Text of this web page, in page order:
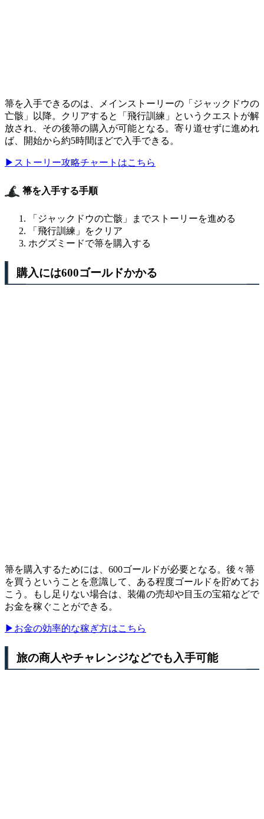
箒を入手できるのは、メインストーリーの「ジャックドウの
亡骸」以降。クリアすると「飛行訓練」というクエストが解
放され、その後箒の購入が可能となる。寄り道せずに進めれ
ば、開始から約5時間ほどで入手できる。
▶ストーリー攻略チャートはこちら
箒を入手する手順
「ジャックドウの亡骸」までストーリーを進める
「飛行訓練」をクリア
ホグズミードで箒を購入する
購入には600ゴールドかかる
箒を購入するためには、600ゴールドが必要となる。後々箒
を買うということを意識して、ある程度ゴールドを貯めてお
こう。もし足りない場合は、装備の売却や目玉の宝箱などで
お金を稼ぐことができる。
▶お金の効率的な稼ぎ方はこちら
旅の商人やチャレンジなどでも入手可能